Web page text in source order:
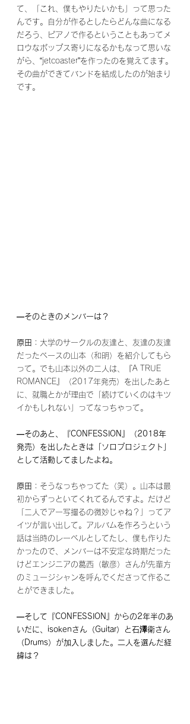
て、「これ、僕もやりたいかも」って思った
んです。自分が作るとしたらどんな曲になる
だろう、ピアノで作るということもあってメ
ロウなポップス寄りになるかもなって思いな
がら、“jetcoaster”を作ったのを覚えてます。
その曲ができてバンドを結成したのが始まり
です。
―そのときのメンバーは？
原田
：大学のサークルの友達と、友達の友達
だったベースの山本（和明）を紹介してもら
って。でも山本以外の二人は、『A TRUE
ROMANCE』（2017年発売）を出したあと
に、就職とかが理由で「続けていくのはキツ
イかもしれない」ってなっちゃって。
―そのあと、『CONFESSION』（2018年
発売）を出したときは「ソロプロジェクト」
として活動してましたよね。
原田
：そうなっちゃってた（笑）。山本は最
初からずっといてくれてるんですよ。だけど
「二人でアー写撮るの微妙じゃね？」ってア
イツが言い出して。アルバムを作ろうという
話は当時のレーベルとしてたし、僕も作りた
かったので、メンバーは不安定な時期だった
けどエンジニアの葛西（敏彦）さんが先輩方
のミュージシャンを呼んでくださって作るこ
とができました。
―そして『CONFESSION』からの2年半のあ
いだに、isokenさん（Guitar）と石澤衛さん
（Drums）が加入しました。二人を選んだ経
緯は？